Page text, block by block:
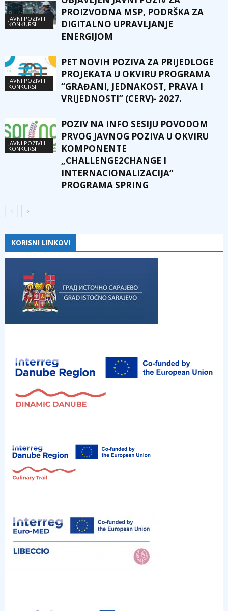
JAVNI POZIVI I
KONKURSI
PROIZVODNA MSP, PODRŠKA ZA
DIGITALNO UPRAVLJANJE
ENERGIJOM
JAVNI POZIVI I
KONKURSI
PET NOVIH POZIVA ZA PRIJEDLOGE
PROJEKATA U OKVIRU PROGRAMA
“GRAĐANI, JEDNAKOST, PRAVA I
VRIJEDNOSTI” (CERV)- 2027.
JAVNI POZIVI I
KONKURSI
POZIV NA INFO SESIJU POVODOM
PRVOG JAVNOG POZIVA U OKVIRU
KOMPONENTE
„CHALLENGE2CHANGE I
INTERNACIONALIZACIJA“
PROGRAMA SPRING
KORISNI LINKOVI